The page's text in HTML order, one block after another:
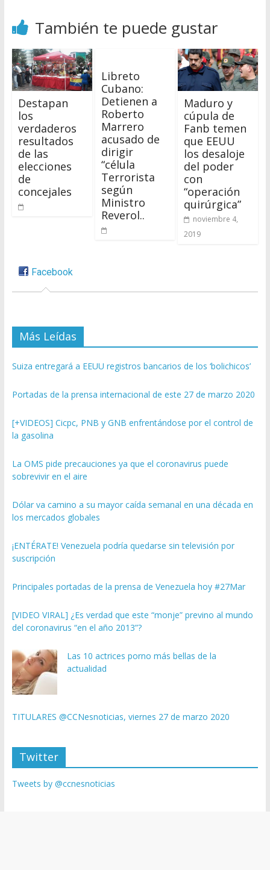
También te puede gustar
Destapan
los
verdaderos
resultados
de las
elecciones
de
concejales
Libreto
Cubano:
Detienen a
Roberto
Marrero
acusado de
dirigir
“célula
Terrorista
según
Ministro
Reverol..
Maduro y
cúpula de
Fanb temen
que EEUU
los desaloje
del poder
con
“operación
quirúrgica”
noviembre 4,
2019
Facebook
Más Leídas
Suiza entregará a EEUU registros bancarios de los ‘bolichicos’
Portadas de la prensa internacional de este 27 de marzo 2020
[+VIDEOS] Cicpc, PNB y GNB enfrentándose por el control de
la gasolina
La OMS pide precauciones ya que el coronavirus puede
sobrevivir en el aire
Dólar va camino a su mayor caída semanal en una década en
los mercados globales
¡ENTÉRATE! Venezuela podría quedarse sin televisión por
suscripción
Principales portadas de la prensa de Venezuela hoy #27Mar
[VIDEO VIRAL] ¿Es verdad que este “monje” previno al mundo
del coronavirus “en el año 2013”?
Las 10 actrices porno más bellas de la
actualidad
TITULARES @CCNesnoticias, viernes 27 de marzo 2020
Twitter
Tweets by @ccnesnoticias